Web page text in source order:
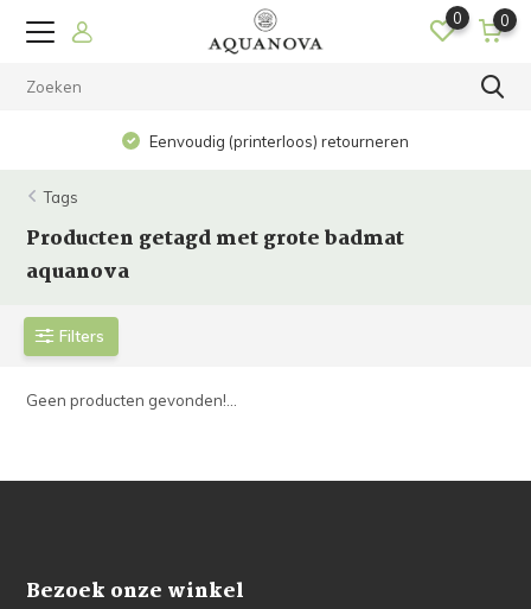
0 0
Eenvoudig (printerloos) retourneren
Tags
Producten getagd met grote badmat
aquanova
Filters
Geen producten gevonden!...
Bezoek onze winkel